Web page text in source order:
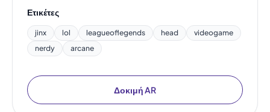
Ετικέτες
jinx lol leagueoflegends head
videogame
nerdy
arcane
Δοκιμή AR